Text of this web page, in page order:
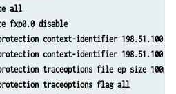
all
fxp0.0 disable
context-identifier 198.51.100.3
context-identifier 198.51.100.3
traceoptions file ep size 100m
traceoptions flag all